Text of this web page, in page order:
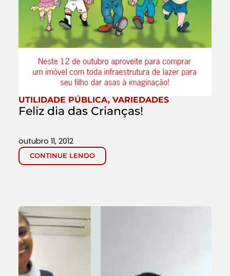
UTILIDADE PÚBLICA, VARIEDADES
Feliz dia das Crianças!
CONTINUE LENDO
outubro 11, 2012